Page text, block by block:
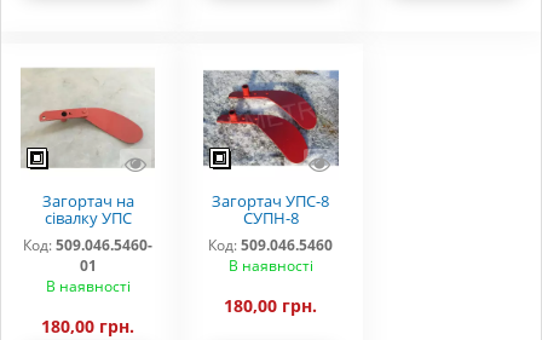
Загортач на
сівалку УПС
(СПМ)
509.046.5460-01
Код:509.046.5460-
01
В наявності
180,00 грн.
Загортач УПС-8
СУПН-8
"DEMETRA"
Код: 509.046.5460
В наявності
180,00 грн.